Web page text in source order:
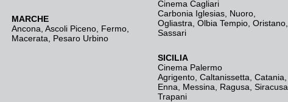
MARCHE
Ancona Ascoli Piceno Fermo
Macerata
Pesaro Urbino
Cinema Cagliari
Carbonia Iglesias Nuoro
Ogliastra Olbia Tempio Oristano
Sassari
SICILIA
Cinema Palermo
Agrigento Caltanissetta Catania
Enna
Messina Ragusa Siracusa
Trapani